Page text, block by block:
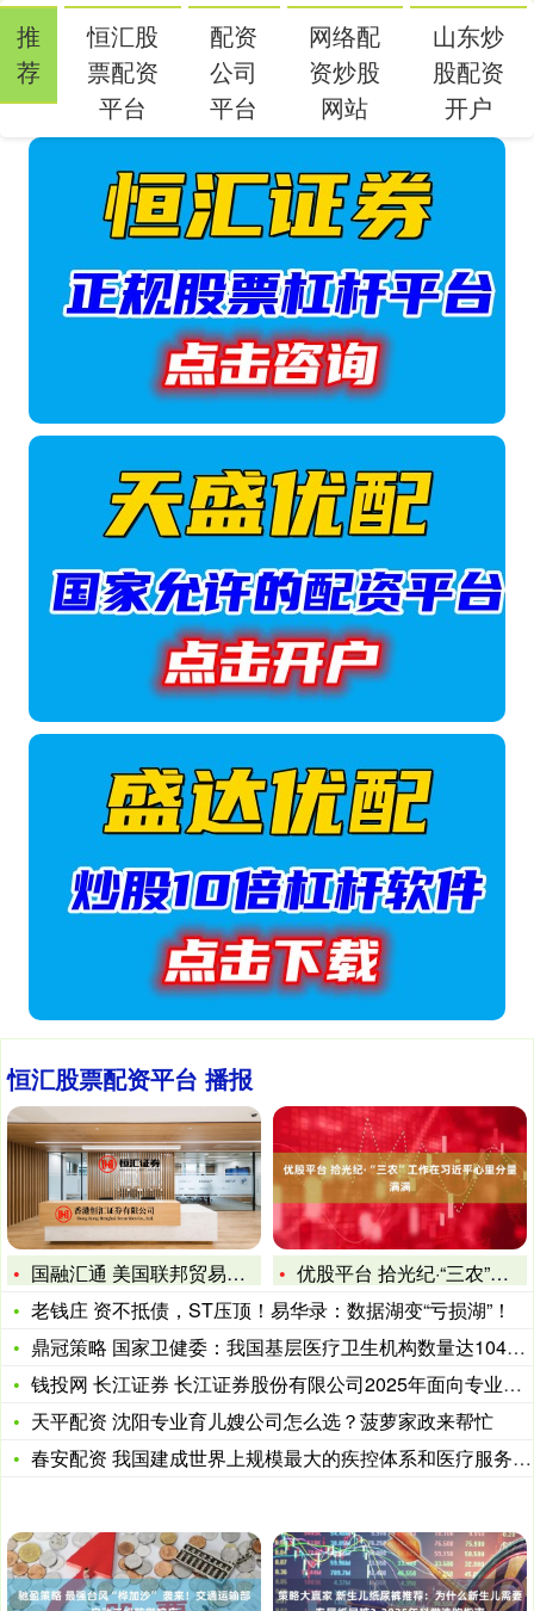
恒汇股票配资平台 播报
国融汇通 美国联邦贸易委员会调查亚马逊和谷歌 事涉搜索广告操
优股平台 拾光纪·“三农”工作在习近平心里分量满满
老钱庄 资不抵债，ST压顶！易华录：数据湖变“亏损湖”！
鼎冠策略 国家卫健委：我国基层医疗卫生机构数量达104万个
钱投网 长江证券 长江证券股份有限公司2025年面向专业投资
天平配资 沈阳专业育儿嫂公司怎么选？菠萝家政来帮忙
春安配资 我国建成世界上规模最大的疾控体系和医疗服务体系
推
荐
恒汇股
票配资
平台
配资
公司
平台
网络配
资炒股
网站
山东炒
股配资
开户